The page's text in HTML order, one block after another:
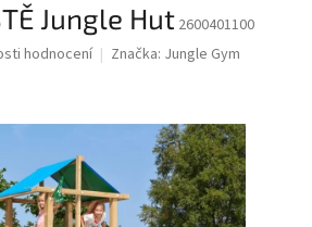
Jungle Hut 2600401100
hodnocení Značka: Jungle Gym